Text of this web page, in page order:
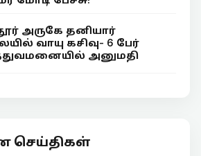
அருகே தனியார்
வாயு கசிவு- 6 பேர்
அனுமதி
செய்திகள்